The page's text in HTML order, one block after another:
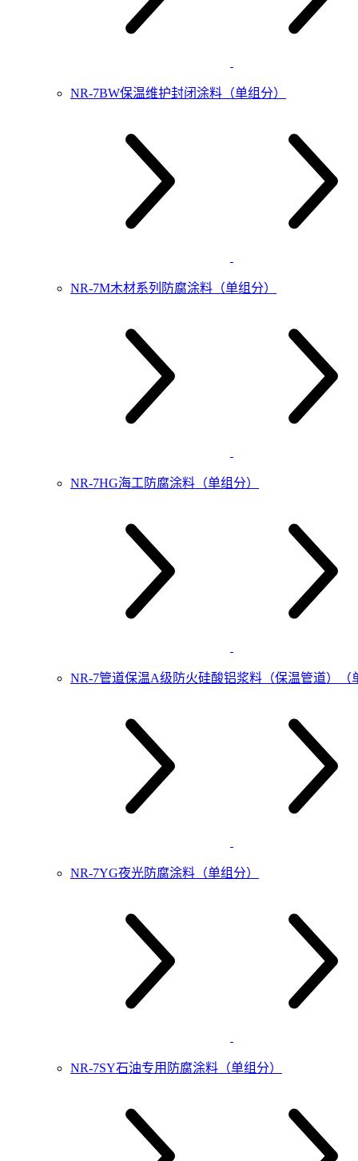
NR-7BW保温维护封闭涂料（单组分）
NR-7M木材系列防腐涂料（单组分）
NR-7HG海工防腐涂料（单组分）
NR-7管道保温A级防火硅酸铝浆料（保温管道）（
NR-7YG夜光防腐涂料（单组分）
NR-7SY石油专用防腐涂料（单组分）